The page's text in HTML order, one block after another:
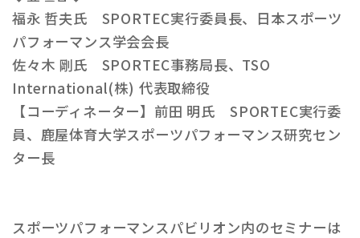
福永 哲夫氏 SPORTEC実行委員長、日本スポーツ
パフォーマンス学会会長
佐々木 剛氏 SPORTEC事務局長、TSO
International(株) 代表取締役
【コーディネーター】前田 明氏 SPORTEC実行委
員、鹿屋体育大学スポーツパフォーマンス研究セン
ター長
スポーツパフォーマンスパビリオン内のセミナーは